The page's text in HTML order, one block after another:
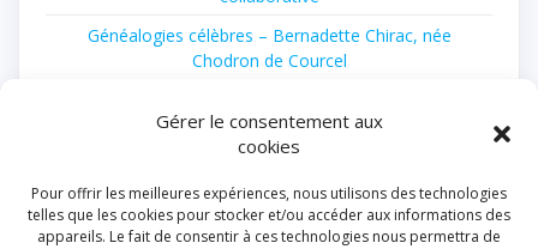
Gérer le consentement aux
cookies
Pour offrir les meilleures expériences, nous utilisons des technologies
telles que les cookies pour stocker et/ou accéder aux informations des
appareils. Le fait de consentir à ces technologies nous permettra de
Généalogies célèbres – Bernadette Chirac, née
Chodron de Courcel
Invisible le 14 novembre à 15 h à Bruley (54)
Voûte
Catalogue généalogique 2026 est enfin disponible